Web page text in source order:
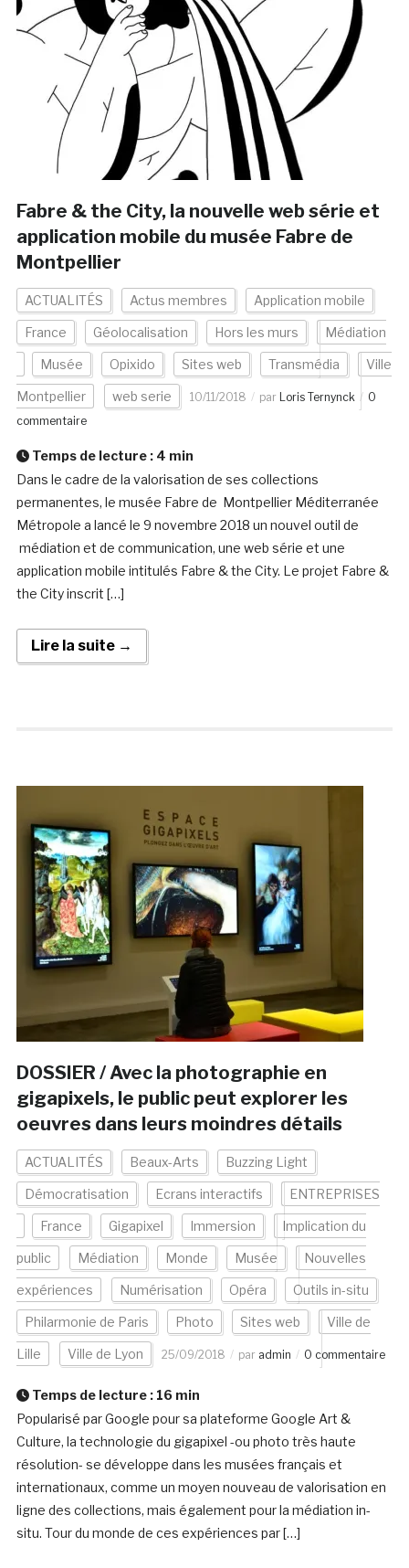
Fabre & the City, la nouvelle web série et
application mobile du musée Fabre de
Montpellier
ACTUALITÉS Actus membres Application mobile
France Géolocalisation Hors les murs Médiation
Musée Opixido Sites web Transmédia Ville
Montpellier web serie 10/11/2018 par Loris Ternynck
0
commentaire
Temps de lecture : 4 min
Dans le cadre de la valorisation de ses collections
permanentes, le musée Fabre de Montpellier Méditerranée
Métropole a lancé le 9 novembre 2018 un nouvel outil de
médiation et de communication, une web série et une
application mobile intitulés Fabre & the City. Le projet Fabre &
the City inscrit […]
Lire la suite →
DOSSIER / Avec la photographie en
gigapixels, le public peut explorer les
oeuvres dans leurs moindres détails
ACTUALITÉS Beaux-Arts Buzzing Light
Démocratisation Ecrans interactifs ENTREPRISES
France Gigapixel Immersion Implication du
public Médiation Monde Musée Nouvelles
expériences Numérisation Opéra Outils in-situ
Philarmonie de Paris Photo Sites web Ville de
Lille Ville de Lyon 25/09/2018 par admin 0 commentaire
Temps de lecture : 16 min
Popularisé par Google pour sa plateforme Google Art &
Culture, la technologie du gigapixel -ou photo très haute
résolution- se développe dans les musées français et
internationaux, comme un moyen nouveau de valorisation en
ligne des collections, mais également pour la médiation in-
situ. Tour du monde de ces expériences par […]